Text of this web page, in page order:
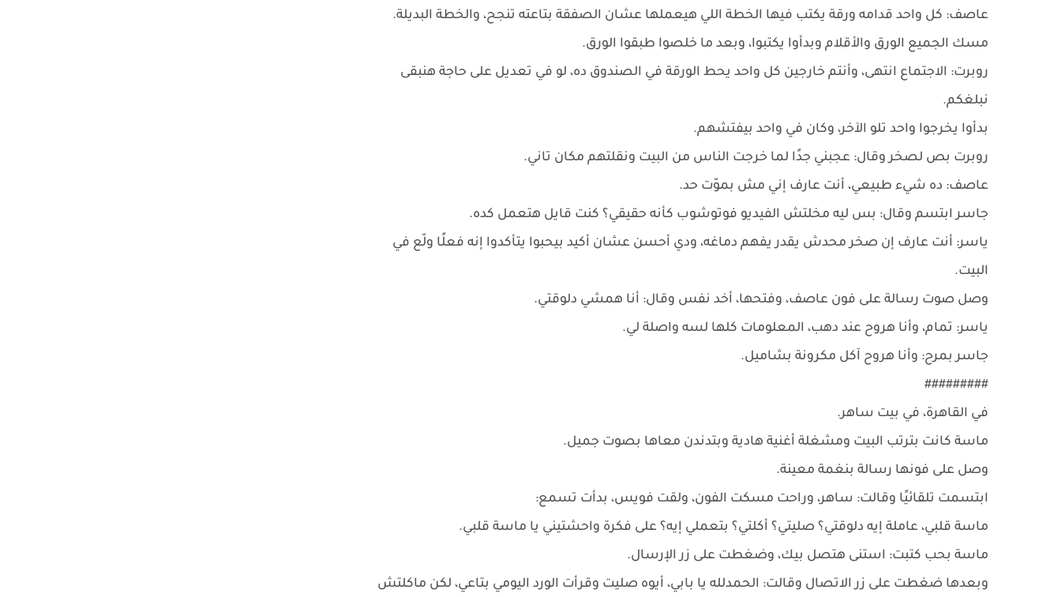
عاصف: كل واحد قدامه ورقة يكتب فيها الخطة اللي هيعملها عشان الصفقة بتاعته تنجح، والخطة البديلة.
مسك الجميع الورق والأقلام وبدأوا يكتبوا، وبعد ما خلصوا طبقوا الورق.
روبرت: الاجتماع انتهى، وأنتم خارجين كل واحد يحط الورقة في الصندوق ده، لو في تعديل على حاجة هنبقى
نبلغكم.
بدأوا يخرجوا واحد تلو الآخر، وكان في واحد بيفتشهم.
روبرت بص لصخر وقال: عجبني جدًا لما خرجت الناس من البيت ونقلتهم مكان تاني.
عاصف: ده شيء طبيعي، أنت عارف إني مش بموّت حد.
جاسر ابتسم وقال: بس ليه مخلتش الفيديو فوتوشوب كأنه حقيقي؟ كنت قايل هتعمل كده.
ياسر: أنت عارف إن صخر محدش يقدر يفهم دماغه، ودي أحسن عشان أكيد بيحبوا يتأكدوا إنه فعلًا ولّع في
البيت.
وصل صوت رسالة على فون عاصف، وفتحها، أخد نفس وقال: أنا همشي دلوقتي.
ياسر: تمام، وأنا هروح عند دهب، المعلومات كلها لسه واصلة لي.
جاسر بمرح: وأنا هروح آكل مكرونة بشاميل.
#########
في القاهرة، في بيت ساهر.
ماسة كانت بترتب البيت ومشغلة أغنية هادية وبتدندن معاها بصوت جميل.
وصل على فونها رسالة بنغمة معينة.
ابتسمت تلقائيًا وقالت: ساهر، وراحت مسكت الفون، ولقت فويس، بدأت تسمع:
ماسة قلبي، عاملة إيه دلوقتي؟ صليتي؟ أكلتي؟ بتعملي إيه؟ على فكرة واحشتيني يا ماسة قلبي.
ماسة بحب كتبت: استنى هتصل بيك، وضغطت على زر الإرسال.
وبعدها ضغطت على زر الاتصال وقالت: الحمدلله يا بابي، أيوه صليت وقرأت الورد اليومي بتاعي، لكن ماكلتش